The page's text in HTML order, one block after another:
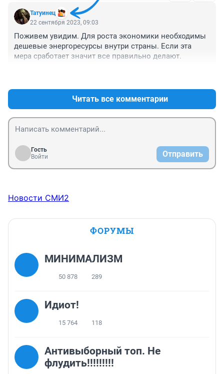
Татуинец
22 сентября 2023, 09:03
Поживем увидим. Для роста экономики необходимы
дешевые энергоресурсы внутри страны. Если эта
мера сработает значит все правильно делают.
Читать все комментарии
Гость
Войти
Отправить
Новости СМИ2
ФОРУМЫ
МИНИМАЛИЗМ
50 878 289
Идиот!
15 764 118
Антивыборный топ. Не
флудить!!!!!!!!!